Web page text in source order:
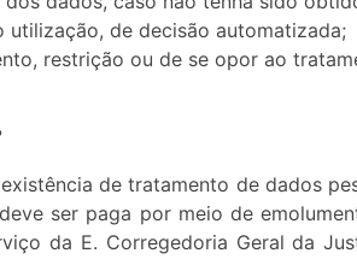
de decisão automatizada;
restrição ou de se opor ao
de tratamento de dados
ser paga por meio de
da E. Corregedoria Geral da